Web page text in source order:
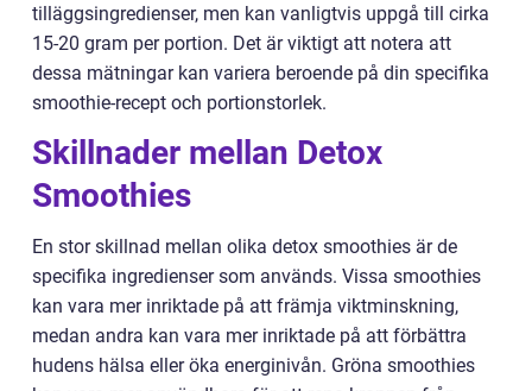
tilläggsingredienser, men kan vanligtvis uppgå till cirka
15-20 gram per portion. Det är viktigt att notera att
dessa mätningar kan variera beroende på din specifika
smoothie-recept och portionstorlek.
Skillnader mellan Detox
Smoothies
En stor skillnad mellan olika detox smoothies är de
specifika ingredienser som används. Vissa smoothies
kan vara mer inriktade på att främja viktminskning,
medan andra kan vara mer inriktade på att förbättra
hudens hälsa eller öka energinivån. Gröna smoothies